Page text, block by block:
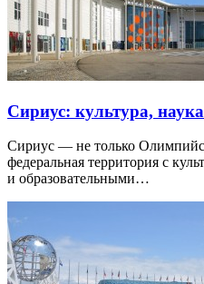
Сириус: культура,
Сириус — не только
федеральная территория с
и образовательными…